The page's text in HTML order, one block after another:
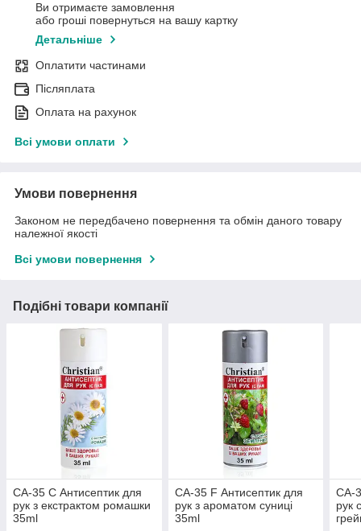
Ви отримаєте замовлення
або гроші повернуться на вашу картку
Детальніше
Оплатити частинами
Післяплата
Оплата на рахунок
Всі умови оплати
Умови повернення
Законом не передбачено повернення та обмін даного товару
належної якості
Всі умови повернення
Подібні товари компанії
CA-35 C Антисептик для
рук з екстрактом ромашки
35ml
CA-35 F Антисептик для
рук з ароматом суниці
35ml
CA-
рук